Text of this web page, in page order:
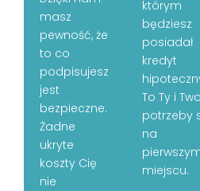
masz
pewność, że
to co
podpisujesz
jest
bezpieczne.
Żadne
ukryte
koszty Cię
nie
którym
będziesz
posiadał
kredyt
To Ty i
potrzeby
na
miejscu.